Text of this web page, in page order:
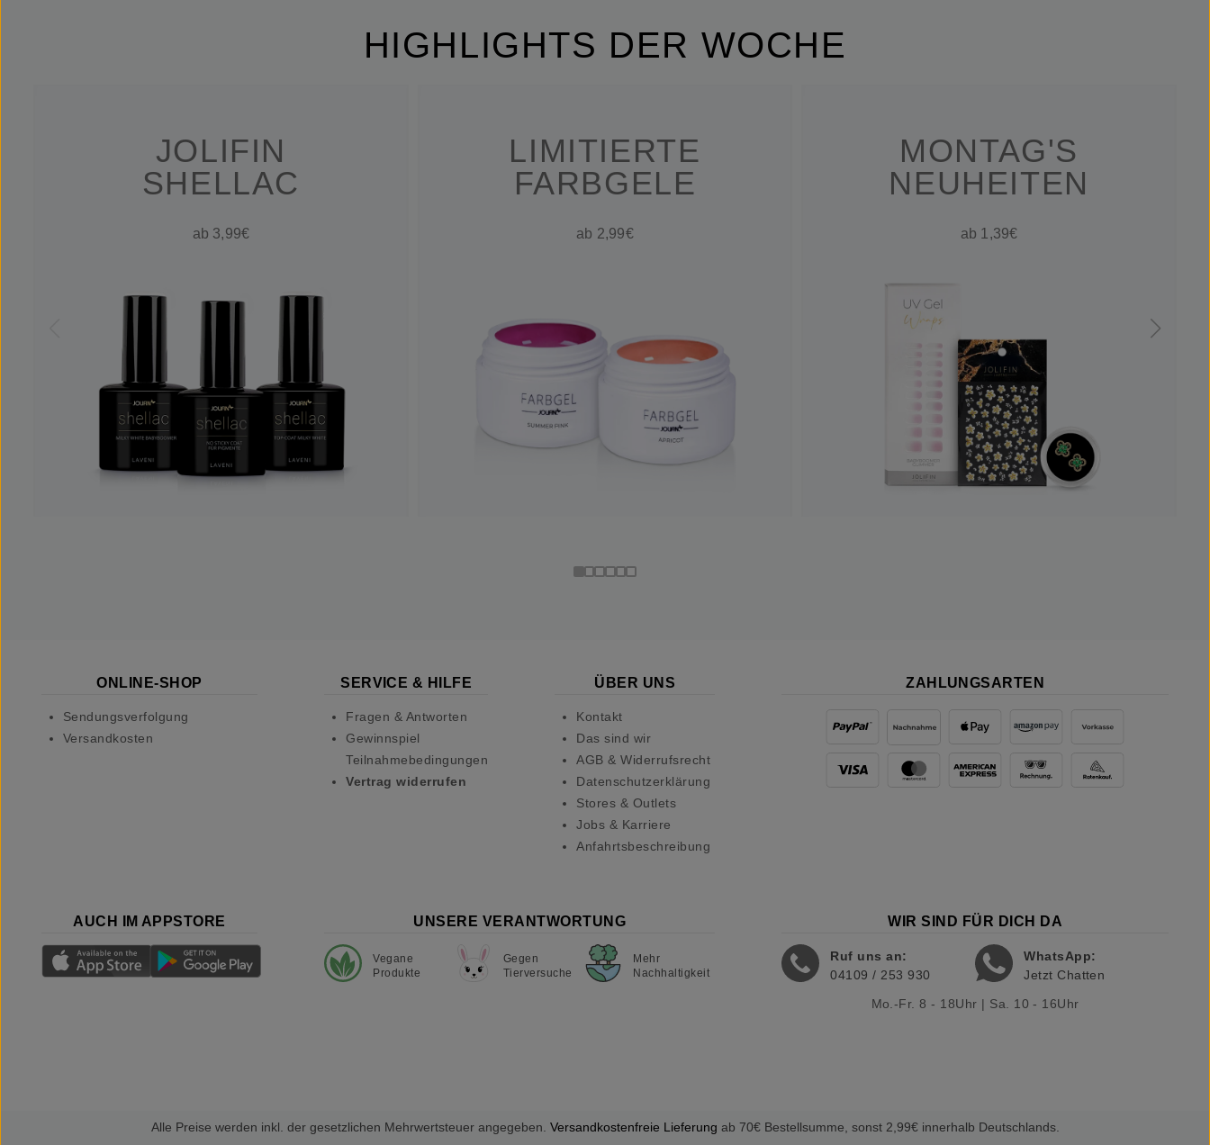
HIGHLIGHTS DER WOCHE
JOLIFIN
SHELLAC
ab 3,99€
LIMITIERTE
FARBGELE
ab 2,99€
MONTAG'S
NEUHEITEN
ab 1,39€
ONLINE-SHOP
Sendungsverfolgung
Versandkosten
SERVICE & HILFE
Fragen & Antworten
Gewinnspiel
Teilnahmebedingungen
Vertrag widerrufen
ÜBER UNS
Kontakt
Das sind wir
AGB & Widerrufsrecht
Datenschutzerklärung
Stores & Outlets
Jobs & Karriere
Anfahrtsbeschreibung
ZAHLUNGSARTEN
AUCH IM APPSTORE UNSERE VERANTWORTUNG
Vegane
Produkte
Gegen
Tierversuche
Mehr
Nachhaltigkeit
WIR SIND FÜR DICH DA
Ruf uns an:
04109 / 253 930
WhatsApp:
Jetzt Chatten
Mo.-Fr. 8 - 18Uhr | Sa. 10 - 16Uhr
Alle Preise werden inkl. der gesetzlichen Mehrwertsteuer angegeben. Versandkostenfreie Lieferung ab 70€ Bestellsumme, sonst 2,99€ innerhalb Deutschlands.